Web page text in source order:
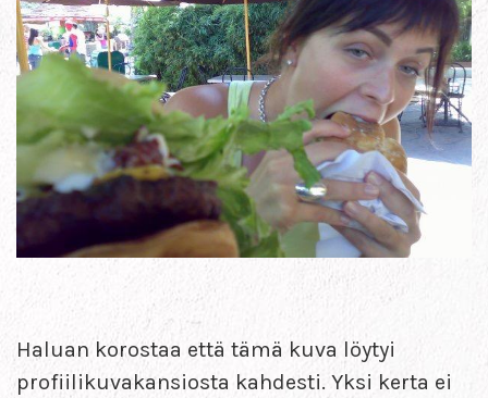
Haluan korostaa että tämä kuva löytyi
profiilikuvakansiosta kahdesti. Yksi kerta ei